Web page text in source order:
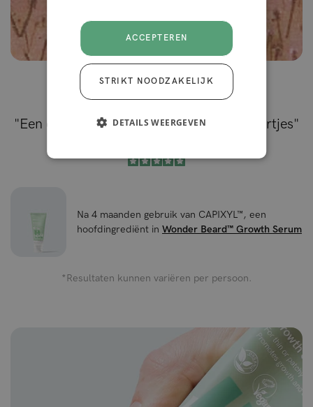
Lucas Meyer
"Een duidelijke toename in het aantal haartjes"
Na 4 maanden gebruik van CAPIXYL™, een
hoofdingrediënt in Wonder Beard™ Growth Serum
*Resultaten kunnen variëren per persoon.
ACCEPTEREN
STRIKT NOODZAKELIJK
DETAILS WEERGEVEN